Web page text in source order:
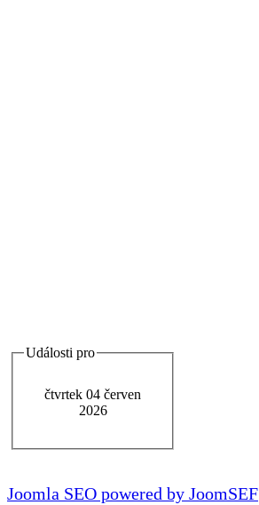
Události pro
čtvrtek 04 červen
2026
Joomla SEO powered by JoomSEF